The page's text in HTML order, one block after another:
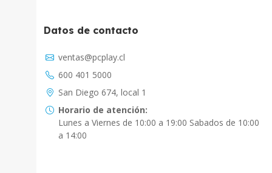
Datos de contacto
ventas@pcplay.cl
600 401 5000
San Diego 674, local 1
Horario de atención:
Lunes a Viernes de 10:00 a 19:00 Sabados de 10:00
a 14:00
Chat con IA
PcPlay Santiago / Web
Hola soy Freddy, en que puedo ayudarte...
PcPlay Santiago / Tienda